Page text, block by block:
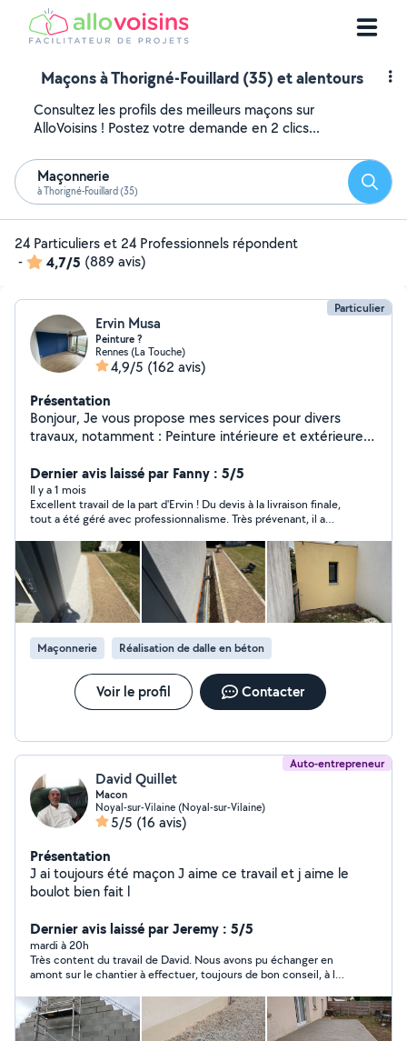
Maçons à Thorigné-Fouillard (35) et alentours
Consultez les profils des meilleurs maçons sur
AlloVoisins ! Postez votre demande en 2 clics...
Maçonnerie
à Thorigné-Fouillard (35)
24 Particuliers et 24 Professionnels répondent
-
4,7/5 (889 avis)
Particulier
Ervin Musa
Peinture ?
Rennes (La Touche)
4,9/5 (162 avis)
Présentation
Bonjour, Je vous propose mes services pour divers
travaux, notamment : Peinture intérieure et extérieure
etc.), Isolation, Nettoyage et rénovation de façades,
Pose de papier peint et de papier à peindre, Petits
travaux de maçonnerie. Je travaille avec soin et
professionnalisme, pour répondre au mieux à vos
besoins, que ce soit pour votre maison ou votre
appartement. N'hésitez pas à me contacter pour plus
d'informations ou pour un devis. Cordialement, Ervin
Dernier avis laissé par Fanny : 5/5
Il y a 1 mois
Excellent travail de la part d'Ervin ! Du devis à la livraison finale,
tout a été géré avec professionnalisme. Très prévenant, il a
scrupuleusement les délais. Mention spéciale pour la propreté
du chantier chaque soir. Un artisan sérieux et fiable que je
recommande vivement !
Maçonnerie Réalisation de dalle en béton
Voir le profil Contacter
Auto-entrepreneur
David Quillet
Macon
Noyal-sur-Vilaine (Noyal-sur-Vilaine)
5/5 (16 avis)
Présentation
J ai toujours été maçon J aime ce travail et j aime le
boulot bien fait l
Dernier avis laissé par Jeremy : 5/5
mardi à 20h
Très content du travail de David. Nous avons pu échanger en
amont sur le chantier à effectuer, toujours de bon conseil, à la
Bonne communication, chantier qui s'est déroulé comme
prévu, dans le délai annoncé par David. je recommande
vivement